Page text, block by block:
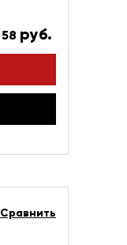
58 руб.
Сравнить